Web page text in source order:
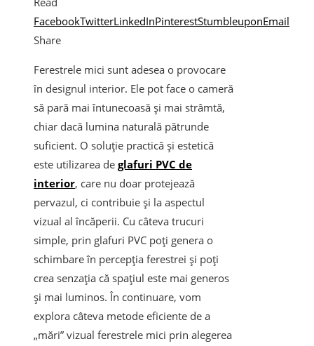
FacebookTwitterLinkedInPinterestStumbleuponEmail
Share
Ferestrele mici sunt adesea o provocare
în designul interior. Ele pot face o cameră
să pară mai întunecoasă și mai strâmtă,
chiar dacă lumina naturală pătrunde
suficient. O soluție practică și estetică
este utilizarea de glafuri PVC de
interior, care nu doar protejează
pervazul, ci contribuie și la aspectul
vizual al încăperii. Cu câteva trucuri
simple, prin glafuri PVC poţi genera o
schimbare în percepția ferestrei și poţi
crea senzația că spațiul este mai generos
și mai luminos. În continuare, vom
explora câteva metode eficiente de a
„mări” vizual ferestrele mici prin alegerea